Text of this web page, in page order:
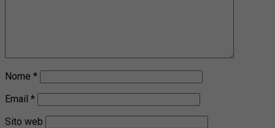
Nome *
Email *
Sito web